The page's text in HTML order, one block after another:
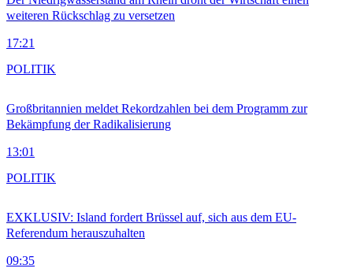
weiteren Rückschlag zu versetzen
17:21
Großbritannien meldet Rekordzahlen bei dem Programm zur
Bekämpfung der Radikalisierung
13:01
POLITIK
EXKLUSIV: Island fordert Brüssel auf, sich aus dem EU-
Referendum herauszuhalten
09:35
POLITIK